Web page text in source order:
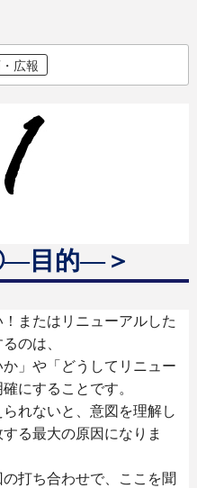
広報
―目的―＞
またはリニューアルした
のは、
か」や「どうしてリニュー
にすることです。
れないと、意図を理解し
る最大の原因になりま
打ち合わせで、ここを聞